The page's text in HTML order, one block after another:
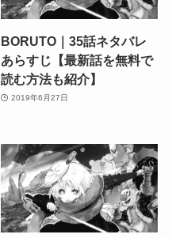
BORUTO｜35話ネタバレ
あらすじ【最新話を無料で
読む方法も紹介】
2019年6月27日